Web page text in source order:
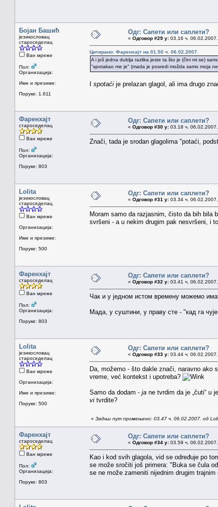
Бојан Башић
језикословац
староседелац
Ван мреже
Пол:
Организација:
Име и презиме:
Поруке: 1.611
Одг: Сапети или саплети?
« Одговор #29 у: 03.16 ч.
Цитирано: Фаренхајт на 01.50 ч. 06.02.2007.
A i još jedna dublja razlika jeste ta što je (čini mi se)
"spotakao me je" (mada je posredi možda samo moja
I spotaći je prelazan glagol, ali ima drugo
Фаренхајт
староседелац
Ван мреже
Пол:
Организација:
Поруке: 803
Одг: Сапети или саплети?
« Одговор #30 у: 03.18 ч.
Znači, tada je srodan glagolima "potaći,
Lolita
језикословац
староседелац
Ван мреже
Организација:
Име и презиме:
Поруке: 500
Одг: Сапети или саплети?
« Одговор #31 у: 03.34 ч.
Moram samo da razjasnim, čisto da bih bila
svršeni - a u nekim drugim pak nesvršeni, i
Фаренхајт
староседелац
Ван мреже
Пол:
Организација:
Поруке: 803
Одг: Сапети или саплети?
« Одговор #32 у: 03.41 ч.
Чак и у једном истом времену можемо
Мада, у суштини, у праву сте - "кад га
Lolita
језикословац
староседелац
Ван мреже
Организација:
Име и презиме:
Поруке: 500
Одг: Сапети или саплети?
« Одговор #33 у: 03.44 ч.
Da, možemo - što dakle znači, naravno ako
vreme, već kontekst i upotreba?
Samo da dodam - ja ne tvrdim da je „čuti“ u
vi tvrdite?
« Задњи пут промењено: 03.47 ч. 06.02.2007. од
Фаренхајт
староседелац
Ван мреже
Пол:
Организација:
Поруке: 803
Одг: Сапети или саплети?
« Одговор #34 у: 03.59 ч.
Kao i kod svih glagola, vid se određuje po
se može sročiti još primera: "Buka se čula
se ne može zameniti nijednim drugim